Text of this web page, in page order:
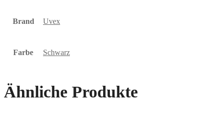
Brand Uvex
Farbe Schwarz
Ähnliche Produkte